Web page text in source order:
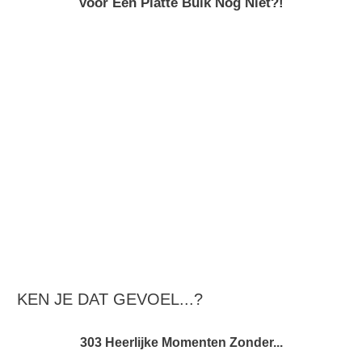
KEN JE DAT GEVOEL...?
303 Heerlijke Momenten Zonder...